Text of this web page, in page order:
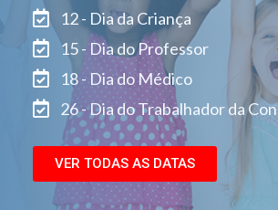
12 - Dia da Criança
15 - Dia do Professor
18 - Dia do Médico
26 - Dia do Trabalhador da
VER TODAS AS DATAS